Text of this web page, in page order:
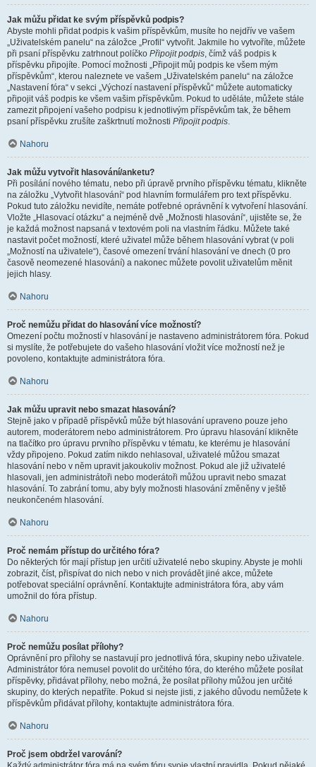
Jak můžu přidat ke svým příspěvků podpis?
Abyste mohli přidat podpis k vašim příspěvkům, musíte ho nejdřív ve vašem
„Uživatelském panelu“ na záložce „Profil“ vytvořit. Jakmile ho vytvoříte, můžete
při psaní příspěvku zatrhnout políčko Připojit podpis, čímž váš podpis k
příspěvku připojíte. Pomocí možnosti „Připojit můj podpis ke všem mým
příspěvkům“, kterou naleznete ve vašem „Uživatelském panelu“ na záložce
„Nastavení fóra“ v sekci „Výchozí nastavení příspěvků“ můžete automaticky
připojit váš podpis ke všem vašim příspěvkům. Pokud to uděláte, můžete stále
zamezit připojení vašeho podpisu k jednotlivým příspěvkům tak, že během
psaní příspěvku zrušíte zaškrtnutí možnosti Připojit podpis.
Nahoru
Jak můžu vytvořit hlasování/anketu?
Při posílání nového tématu, nebo při úpravě prvního příspěvku tématu, klikněte
na záložku „Vytvořit hlasování“ pod hlavním formulářem pro text příspěvku.
Pokud tuto záložku nevidíte, nemáte potřebné oprávnění k vytvoření hlasování.
Vložte „Hlasovací otázku“ a nejméně dvě „Možnosti hlasování“, ujistěte se, že
je každá možnost napsaná v textovém poli na vlastním řádku. Můžete také
nastavit počet možností, které uživatel může během hlasování vybrat (v poli
„Možností na uživatele“), časové omezení trvání hlasování ve dnech (0 pro
časově neomezené hlasování) a nakonec můžete povolit uživatelům měnit
jejich hlasy.
Nahoru
Proč nemůžu přidat do hlasování více možností?
Omezení počtu možností v hlasování je nastaveno administrátorem fóra. Pokud
si myslíte, že potřebujete do vašeho hlasování vložit více možností než je
povoleno, kontaktujte administrátora fóra.
Nahoru
Jak můžu upravit nebo smazat hlasování?
Stejně jako v případě příspěvků může být hlasování upraveno pouze jeho
autorem, moderátorem nebo administrátorem. Pro úpravu hlasování klikněte
na tlačítko pro úpravu prvního příspěvku v tématu, ke kterému je hlasování
vždy připojeno. Pokud zatím nikdo nehlasoval, uživatelé můžou smazat
hlasování nebo v něm upravit jakoukoliv možnost. Pokud ale již uživatelé
hlasovali, jen administrátoři nebo moderátoři můžou upravit nebo smazat
hlasování. To zabrání tomu, aby byly možnosti hlasování změněny v ještě
neukončeném hlasování.
Nahoru
Proč nemám přístup do určitého fóra?
Do některých fór mají přístup jen určití uživatelé nebo skupiny. Abyste je mohli
zobrazit, číst, přispívat do nich nebo v nich provádět jiné akce, můžete
potřebovat speciální oprávnění. Kontaktujte administrátora fóra, aby vám
umožnil do fóra přístup.
Nahoru
Proč nemůžu posílat přílohy?
Oprávnění pro přílohy se nastavují pro jednotlivá fóra, skupiny nebo uživatele.
Administrátor fóra nemusel povolit do určitého fóra, do kterého můžete posílat
příspěvky, přidávat přílohy, nebo možná, že posílat přílohy můžou jen určité
skupiny, do kterých nepatříte. Pokud si nejste jisti, z jakého důvodu nemůžete k
příspěvkům přidávat přílohy, kontaktujte administrátora fóra.
Nahoru
Proč jsem obdržel varování?